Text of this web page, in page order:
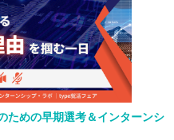
ための早期選考＆インターンシ